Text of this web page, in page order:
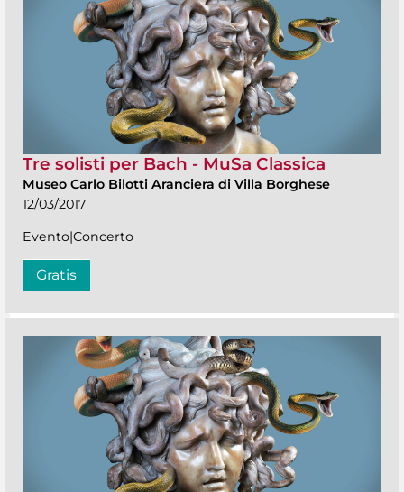
Tre solisti per Bach - MuSa Classica
Museo Carlo Bilotti Aranciera di Villa Borghese
12/03/2017
Evento|Concerto
Gratis